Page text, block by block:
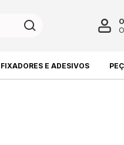
FIXADORES E ADESIVOS